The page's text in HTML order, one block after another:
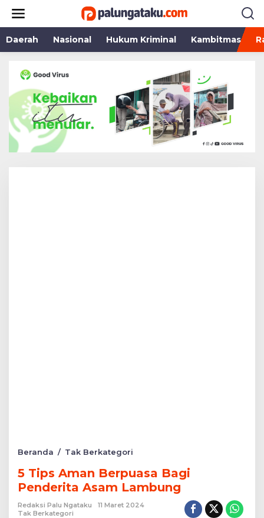
konten
Daerah
Nasional Hukum Kriminal Kambitmas
Beranda / Tak Berkategori
Aman
Berpuasa
Bagi
Penderita
5 Tips Aman Berpuasa Bagi
Penderita Asam Lambung
Redaksi Palu Ngataku
11 Maret 2024
Tak Berkategori